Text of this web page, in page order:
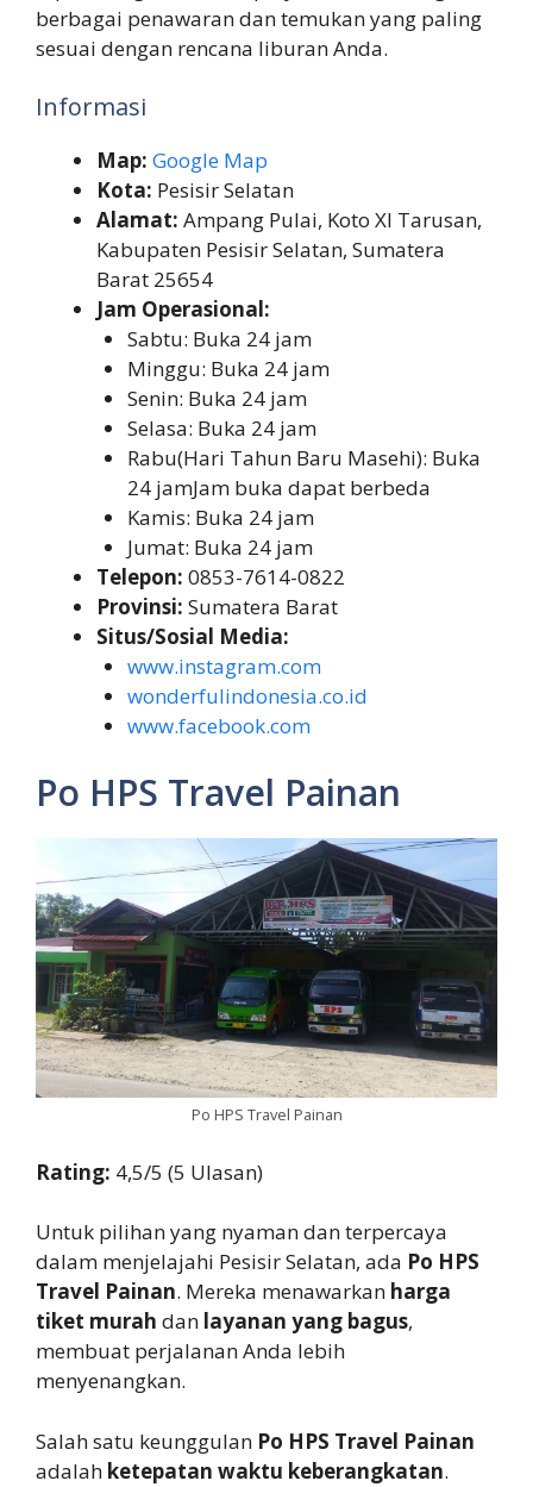
berbagai penawaran dan temukan yang paling
sesuai dengan rencana liburan Anda.
Informasi
Map: Google Map
Kota: Pesisir Selatan
Alamat: Ampang Pulai, Koto XI Tarusan,
Kabupaten Pesisir Selatan, Sumatera
Barat 25654
Jam Operasional:
Sabtu: Buka 24 jam
Minggu: Buka 24 jam
Senin: Buka 24 jam
Selasa: Buka 24 jam
Rabu(Hari Tahun Baru Masehi): Buka
24 jamJam buka dapat berbeda
Kamis: Buka 24 jam
Jumat: Buka 24 jam
Telepon: 0853-7614-0822
Provinsi: Sumatera Barat
Situs/Sosial Media:
www.instagram.com
wonderfulindonesia.co.id
www.facebook.com
Po HPS Travel Painan
Po HPS Travel Painan
Rating: 4,5/5 (5 Ulasan)
Untuk pilihan yang nyaman dan terpercaya
dalam menjelajahi Pesisir Selatan, ada Po HPS
Travel Painan. Mereka menawarkan harga
tiket murah dan layanan yang bagus,
membuat perjalanan Anda lebih
menyenangkan.
Salah satu keunggulan Po HPS Travel Painan
adalah ketepatan waktu keberangkatan.